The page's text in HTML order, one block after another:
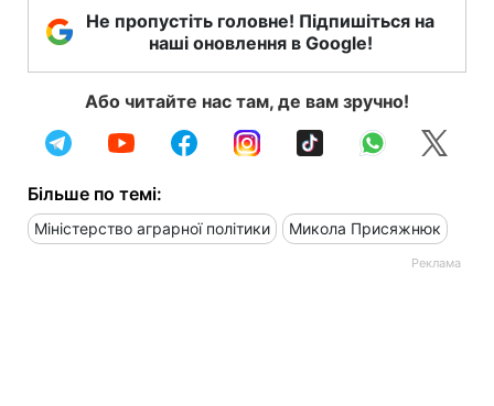
Не пропустіть головне! Підпишіться на
наші оновлення в Google!
Або читайте нас там, де вам зручно!
Більше по темі:
Міністерство аграрної політики Микола Присяжнюк